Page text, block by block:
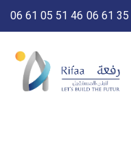
06 61 05 51 46 06 61 35